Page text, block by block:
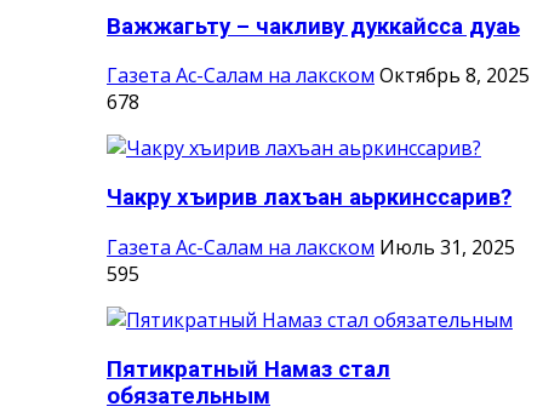
Важжагьту – чакливу дуккайсса дуаь
Газета Ас-Салам на лакском Октябрь 8, 2025
678
Чакру хъирив лахъан аьркинссарив?
Газета Ас-Салам на лакском Июль 31, 2025
595
Пятикратный Намаз стал
обязательным